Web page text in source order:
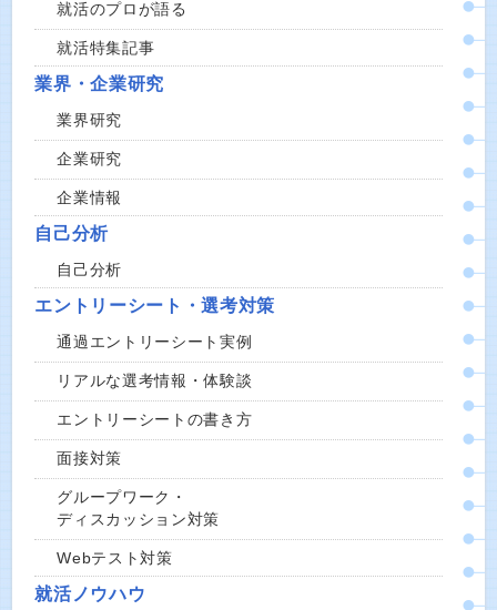
就活のプロが語る
就活特集記事
業界・企業研究
業界研究
企業研究
企業情報
自己分析
自己分析
エントリーシート・選考対策
通過エントリーシート実例
リアルな選考情報・体験談
エントリーシートの書き方
面接対策
グループワーク・
ディスカッション対策
Webテスト対策
就活ノウハウ